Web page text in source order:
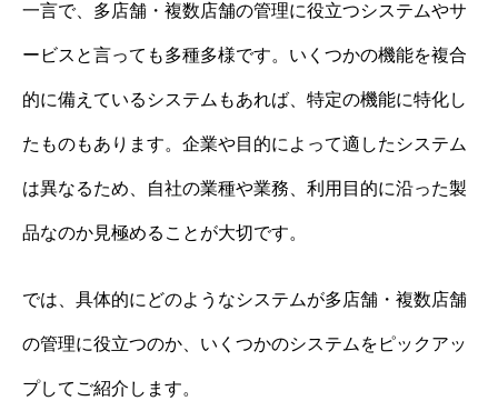
一言で、多店舗・複数店舗の管理に役立つシステムやサ
ービスと言っても多種多様です。いくつかの機能を複合
的に備えているシステムもあれば、特定の機能に特化し
たものもあります。企業や目的によって適したシステム
は異なるため、自社の業種や業務、利用目的に沿った製
品なのか見極めることが大切です。
では、具体的にどのようなシステムが多店舗・複数店舗
の管理に役立つのか、いくつかのシステムをピックアッ
プしてご紹介します。